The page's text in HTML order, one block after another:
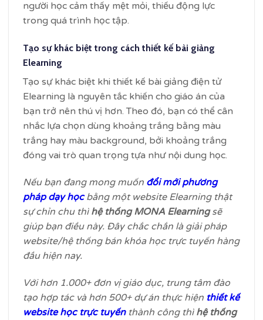
người học cảm thấy mệt mỏi, thiếu động lực
trong quá trình học tập.
Tạo sự khác biệt trong cách thiết kế bài giảng
Elearning
Tạo sự khác biệt khi thiết kế bài giảng điện tử
Elearning là nguyên tắc khiến cho giáo án của
bạn trở nên thú vị hơn. Theo đó, bạn có thể cân
nhắc lựa chọn dùng khoảng trắng bằng màu
trắng hay màu background, bởi khoảng trắng
đóng vai trò quan trọng tựa như nội dung học.
Nếu bạn đang mong muốn đổi mới phương
pháp dạy họcbằng một website Elearning thật
sự chỉn chu thì hệ thống MONA Elearningsẽ
giúp bạn điều này. Đây chắc chắn là giải pháp
website/hệ thống bán khóa học trực tuyến hàng
đầu hiện nay.
Với hơn 1.000+ đơn vị giáo dục, trung tâm đào
tạo hợp tác và hơn 500+ dự án thực hiện thiết kế
website học trực tuyếnthành công thì hệ thống